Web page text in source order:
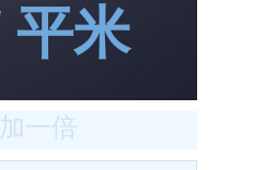
一倍
平米